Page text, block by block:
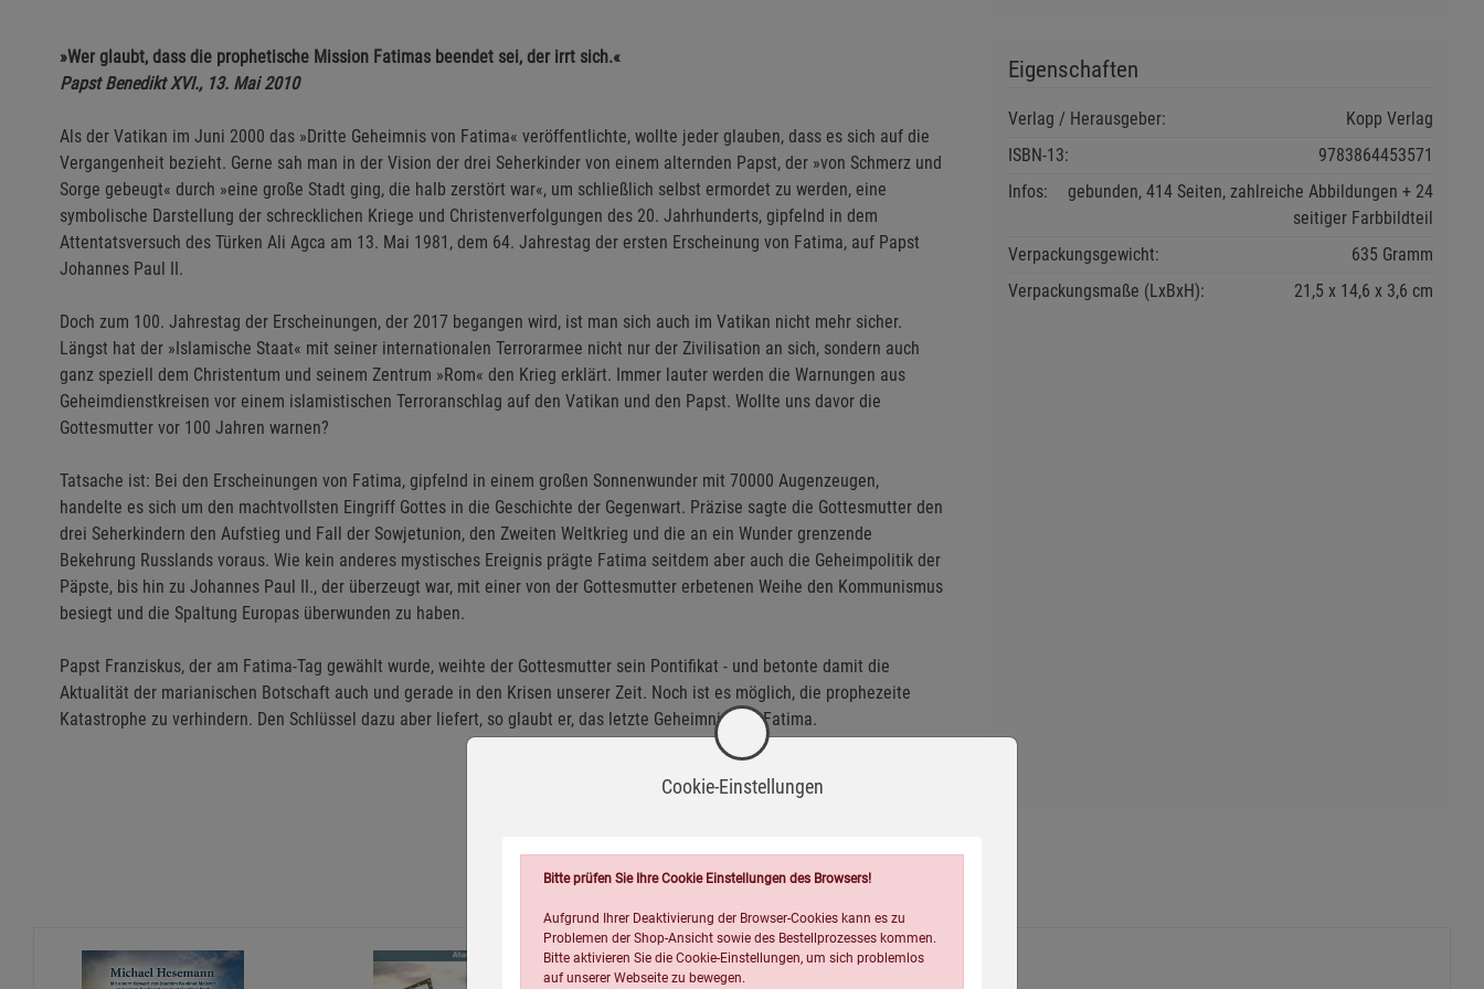
»Wer glaubt, dass die prophetische Mission Fatimas beendet sei, der irrt sich.«
Papst Benedikt XVI., 13. Mai 2010
Als der Vatikan im Juni 2000 das »Dritte Geheimnis von Fatima« veröffentlichte, wollte jeder glauben, dass es sich auf die
Vergangenheit bezieht. Gerne sah man in der Vision der drei Seherkinder von einem alternden Papst, der »von Schmerz und
Sorge gebeugt« durch »eine große Stadt ging, die halb zerstört war«, um schließlich selbst ermordet zu werden, eine
symbolische Darstellung der schrecklichen Kriege und Christenverfolgungen des 20. Jahrhunderts, gipfelnd in dem
Attentatsversuch des Türken Ali Agca am 13. Mai 1981, dem 64. Jahrestag der ersten Erscheinung von Fatima, auf Papst
Johannes Paul II.
Doch zum 100. Jahrestag der Erscheinungen, der 2017 begangen wird, ist man sich auch im Vatikan nicht mehr sicher.
Längst hat der »Islamische Staat« mit seiner internationalen Terrorarmee nicht nur der Zivilisation an sich, sondern auch
ganz speziell dem Christentum und seinem Zentrum »Rom« den Krieg erklärt. Immer lauter werden die Warnungen aus
Geheimdienstkreisen vor einem islamistischen Terroranschlag auf den Vatikan und den Papst. Wollte uns davor die
Gottesmutter vor 100 Jahren warnen?
Tatsache ist: Bei den Erscheinungen von Fatima, gipfelnd in einem großen Sonnenwunder mit 70000 Augenzeugen,
handelte es sich um den machtvollsten Eingriff Gottes in die Geschichte der Gegenwart. Präzise sagte die Gottesmutter den
drei Seherkindern den Aufstieg und Fall der Sowjetunion, den Zweiten Weltkrieg und die an ein Wunder grenzende
Bekehrung Russlands voraus. Wie kein anderes mystisches Ereignis prägte Fatima seitdem aber auch die Geheimpolitik der
Päpste, bis hin zu Johannes Paul II., der überzeugt war, mit einer von der Gottesmutter erbetenen Weihe den Kommunismus
besiegt und die Spaltung Europas überwunden zu haben.
Papst Franziskus, der am Fatima-Tag gewählt wurde, weihte der Gottesmutter sein Pontifikat - und betonte damit die
Aktualität der marianischen Botschaft auch und gerade in den Krisen unserer Zeit. Noch ist es möglich, die prophezeite
Katastrophe zu verhindern. Den Schlüssel dazu aber liefert, so glaubt er, das letzte Geheimnis von Fatima.
Eigenschaften
Verlag / Herausgeber:
Kopp Verlag
ISBN-13:
9783864453571
Infos:
gebunden, 414 Seiten, zahlreiche Abbildungen + 24
seitiger Farbbildteil
Verpackungsgewicht:
635 Gramm
Verpackungsmaße (LxBxH):
21,5 14,6 3,6 cm
Wird oft zusammen bestellt:
Cookie-Einstellungen
Bitte prüfen Sie Ihre Cookie Einstellungen des Browsers!
Aufgrund Ihrer Deaktivierung der Browser-Cookies kann es zu
Problemen der Shop-Ansicht sowie des Bestellprozesses kommen.
Bitte aktivieren Sie die Cookie-Einstellungen, um sich problemlos
auf unserer Webseite zu bewegen.